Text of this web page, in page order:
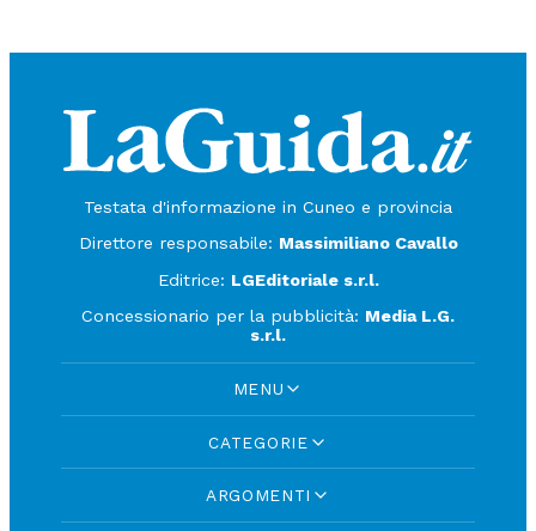
Testata d'informazione in Cuneo e provincia
Direttore responsabile: Massimiliano Cavallo
Editrice: LGEditoriale s.r.l.
Concessionario per la pubblicità: Media L.G.
s.r.l.
MENU
CATEGORIE
ARGOMENTI